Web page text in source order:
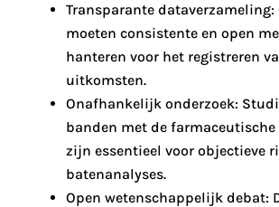
Transparante dataverzameling:
moeten consistente en open
hanteren voor het registreren
uitkomsten.
Onafhankelijk onderzoek:
banden met de
zijn essentieel voor objectieve
batenanalyses.
Open wetenschappelijk debat: